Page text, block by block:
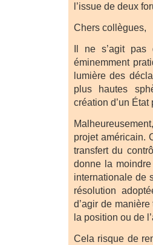
l’issue de deux
Chers collègues,
Il ne s’agit pas
éminemment
lumière des
plus hautes
création d’un
projet américain.
transfert du
donne la
internationale de
résolution
d’agir de
la position ou de
Cela risque de